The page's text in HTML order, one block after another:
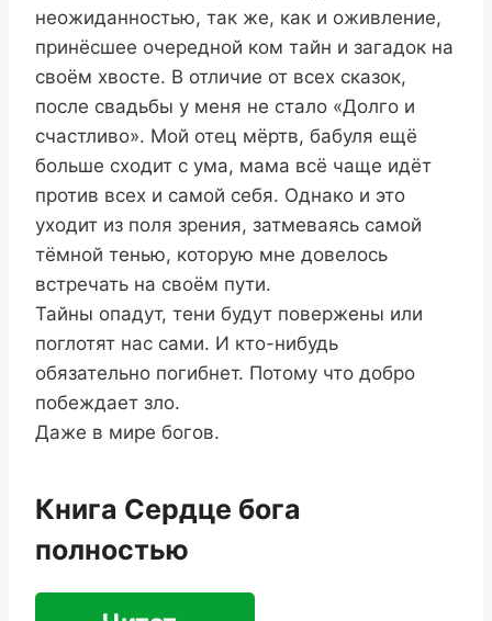
неожиданностью, так же, как и оживление,
принёсшее очередной ком тайн и загадок на
своём хвосте. В отличие от всех сказок,
после свадьбы у меня не стало «Долго и
счастливо». Мой отец мёртв, бабуля ещё
больше сходит с ума, мама всё чаще идёт
против всех и самой себя. Однако и это
уходит из поля зрения, затмеваясь самой
тёмной тенью, которую мне довелось
встречать на своём пути.
Тайны опадут, тени будут повержены или
поглотят нас сами. И кто-нибудь
обязательно погибнет. Потому что добро
побеждает зло.
Даже в мире богов.
Книга Сердце бога
полностью